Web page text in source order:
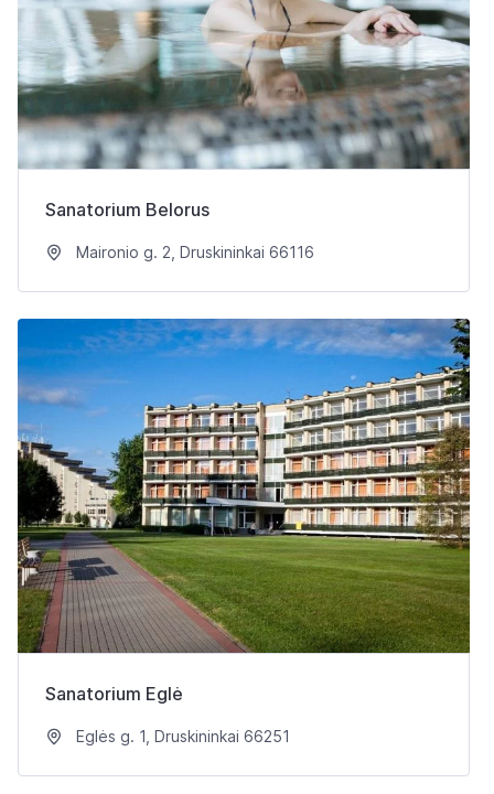
Sanatorium Belorus
Maironio g. 2, Druskininkai 66116
Sanatorium Eglė
Eglės g. 1, Druskininkai 66251